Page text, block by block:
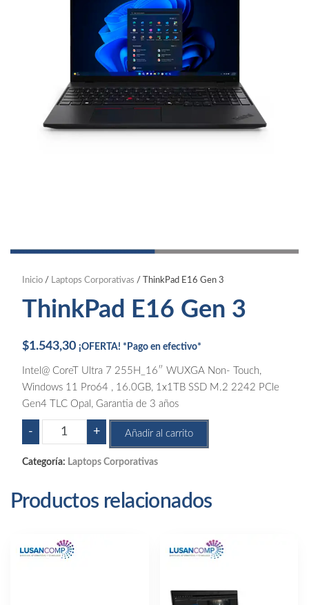
Inicio/ Laptops Corporativas / ThinkPad E16 Gen 3
ThinkPad E16 Gen 3
$1.543,30 ¡OFERTA! *Pago en efectivo*
Intel@ CoreT Ultra 7 255H_16″ WUXGA Non- Touch,
Windows 11 Pro64 , 16.0GB, 1x1TB SSD M.2 2242 PCle
Gen4 TLC Opal, Garantia de 3 años
-
ThinkPad
E16
Gen
cantidad
+ Añadir al carrito
Categoría: Laptops Corporativas
Productos relacionados